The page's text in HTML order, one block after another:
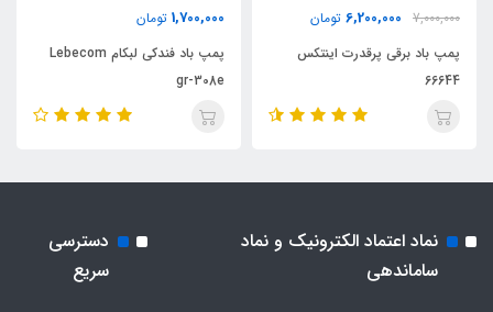
7,000,000
6,200,000 تومان
پمپ باد برقی پرقدرت اینتکس
66644
1,700,000 تومان
پمپ باد فندکی لبکام Lebecom
gr-308e
نماد اعتماد الکترونیک و نماد
ساماندهی
دسترسی
سریع